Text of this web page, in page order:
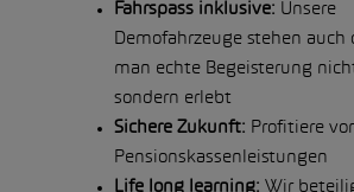
Fahrspass inklusive: Unsere
Demofahrzeuge stehen auch
man echte Begeisterung
sondern erlebt
Sichere Zukunft: Profitiere
Pensionskassenleistungen
Life long learning: Wir